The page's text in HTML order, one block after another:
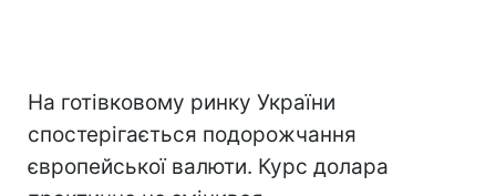
На готівковому ринку України
спостерігається подорожчання
європейської валюти. Курс долара